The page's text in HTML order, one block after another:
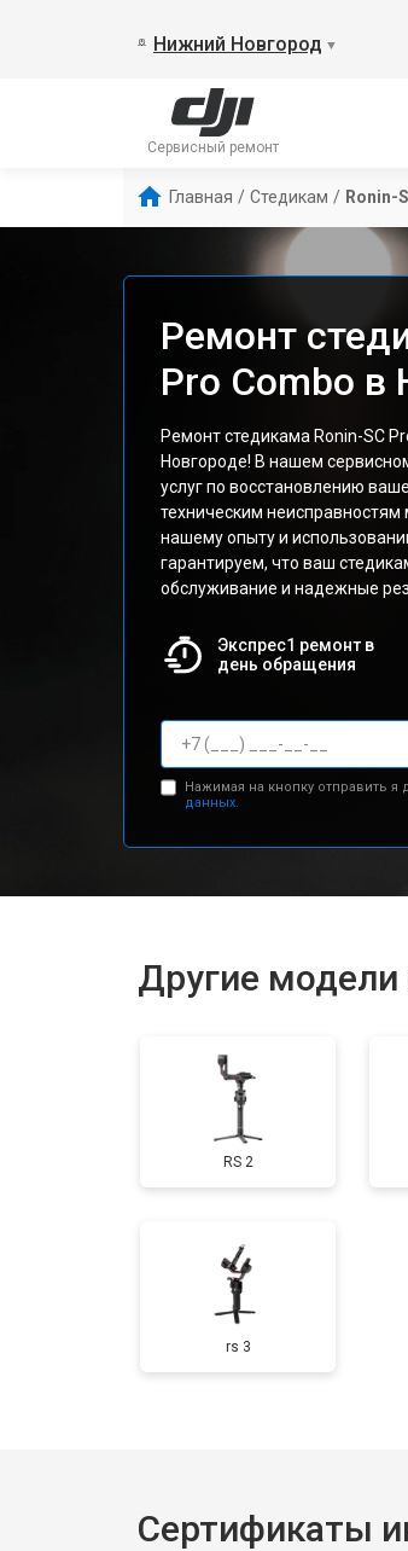
Нижний Новгород ▼
Сервисный ремонт
Главная / Стедикам / Ronin-
Ремонт
Pro Combo
Ремонт стедикама Ronin-SC
Новгороде! В нашем
услуг по восстановлению
техническим
нашему опыту и
гарантируем, что ваш
обслуживание и надежные
Экспрес1 ремонт в
день обращения
Нажимая на кнопку отправить
данных.
Другие модели
RS 2
rs 3
Сертификаты